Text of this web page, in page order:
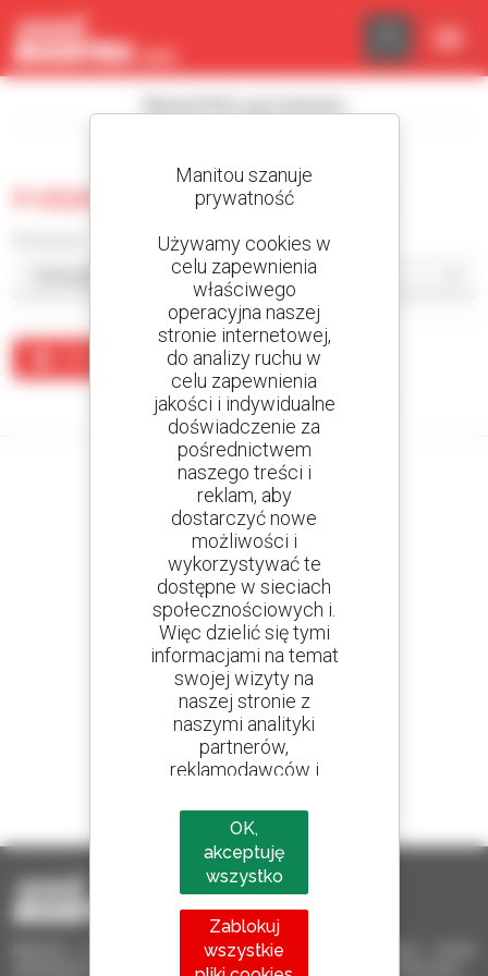
0 używana platforma robocza
Żaden wynik nie odpowiada wyszukiwaniu.
Utwórz swoje alerty
i otrzymuj ogłoszenia o sprzęcie używanym
800 dealerów
Manitou na całym świecie
Manitou Używane – Używany sprzęt przeładunkowy: wózki
teleskopowe, wózki masztowe, samojezdne podnośniki koszowe
Panel zarządzania plikami cookies
Manitou szanuje
prywatność
Używamy cookies w
celu zapewnienia
właściwego
operacyjna naszej
stronie internetowej,
do analizy ruchu w
celu zapewnienia
jakości i indywidualne
doświadczenie za
pośrednictwem
naszego treści i
reklam, aby
dostarczyć nowe
możliwości i
wykorzystywać te
dostępne w sieciach
społecznościowych i.
Więc dzielić się tymi
informacjami na temat
swojej wizyty na
naszej stronie z
naszymi analityki
partnerów,
reklamodawców i
OK,
akceptuję
wszystko
Zablokuj
wszystkie